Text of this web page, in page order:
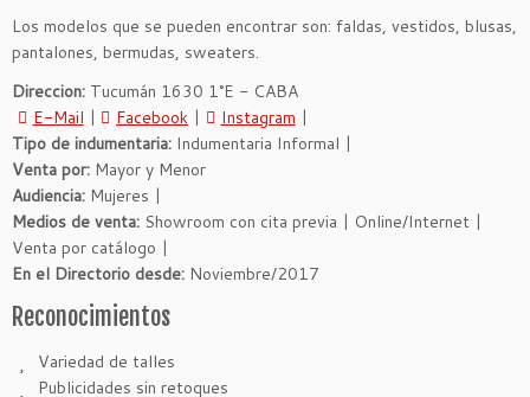
Los modelos que se pueden encontrar son: faldas, vestidos, blusas,
pantalones, bermudas, sweaters.
Direccion: Tucumán 1630 1°E - CABA
E-Mail | Facebook | Instagram |
Tipo de indumentaria: Indumentaria Informal |
Venta por: Mayor y Menor
Audiencia: Mujeres |
Medios de venta: Showroom con cita previa | Online/Internet |
Venta por catálogo |
En el Directorio desde: Noviembre/2017
Reconocimientos
Variedad de talles
Publicidades sin retoques